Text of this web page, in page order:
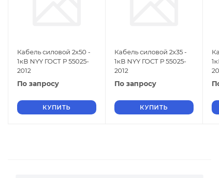
Кабель силовой 2х50 -
1кВ NYY ГОСТ Р 55025-
2012
По запросу
КУПИТЬ
Кабель силовой 2х35 -
1кВ NYY ГОСТ Р 55025-
2012
По запросу
КУПИТЬ